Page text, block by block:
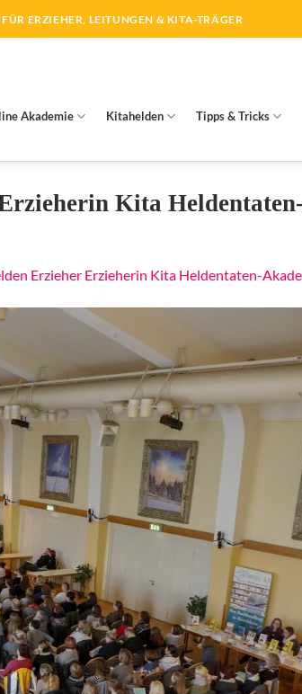
ERZIEHER, LEITUNGEN & KITA-TRÄGER
Akademie Kitahelden Tipps & Tricks
Kita
Erzieher Erzieherin Kita Heldentaten-